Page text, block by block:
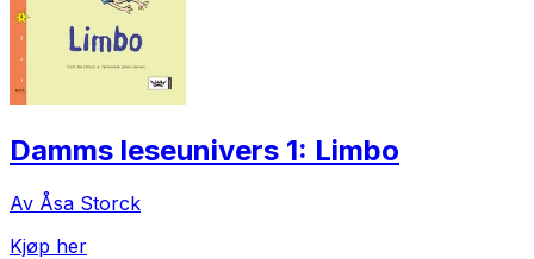
Damms leseunivers 1: Limbo
Av Åsa Storck
Kjøp her